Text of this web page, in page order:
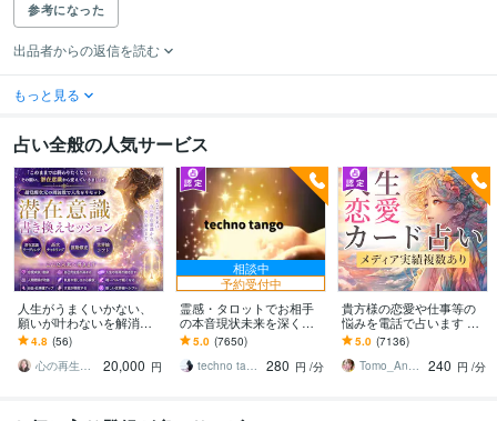
参考になった
出品者からの返信を読む
もっと見る
占い全般の人気サービス
人生がうまくいかない、
願いが叶わないを解消し
ます 現実を変えるために
努力したのに、自力では
もう無理と感じている
4.8 (56)
心の再生セラピスト YASUKO
20,000 円
相談中
予約受付中
霊感・タロットでお相手
の本音現状未来を深く視
ます 恋愛・仕事・家族・
人間関係の本質を見抜き
スピード解決へ
5.0 (7650)
techno tango
280 円 /分
貴方様の恋愛や仕事等の
悩みを電話で占います タ
ロットカード、オラクル
カード、ルノルマンカー
ドを使用します
5.0 (7136)
Tomo_Angel7
240 円 /分